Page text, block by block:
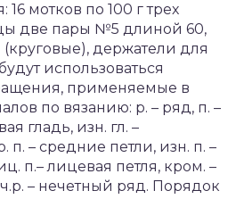
16 мотков по 100 г трех
две пары №5 длиной 60,
держатели для
использоваться
применяемые в
по вязанию: р. – ряд, п. –
гладь, изн. гл. –
п. – средние петли, изн. п. –
п.– лицевая петля, кром. –
– нечетный ряд. Порядок